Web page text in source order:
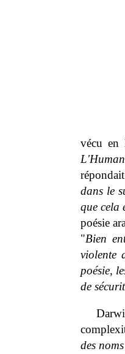
vécu en
dans le
que cela
poésie
"Bien
violente
poésie,
de
des